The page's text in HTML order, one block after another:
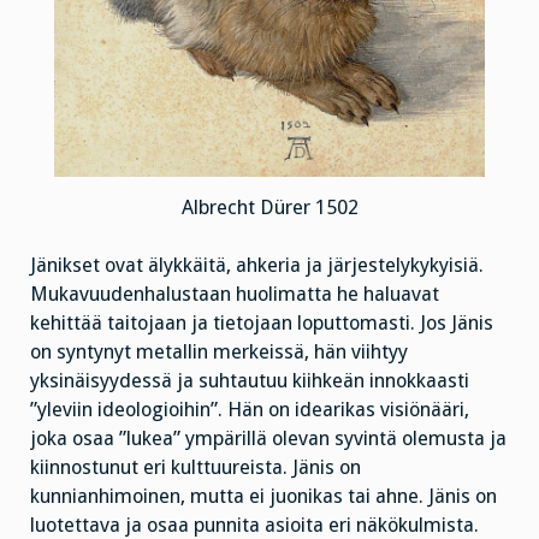
Albrecht Dürer 1502
Jänikset ovat älykkäitä, ahkeria ja järjestelykykyisiä.
Mukavuudenhalustaan huolimatta he haluavat
kehittää taitojaan ja tietojaan loputtomasti. Jos Jänis
on syntynyt metallin merkeissä, hän viihtyy
yksinäisyydessä ja suhtautuu kiihkeän innokkaasti
”yleviin ideologioihin”. Hän on idearikas visiönääri,
joka osaa ”lukea” ympärillä olevan syvintä olemusta ja
kiinnostunut eri kulttuureista. Jänis on
kunnianhimoinen, mutta ei juonikas tai ahne. Jänis on
luotettava ja osaa punnita asioita eri näkökulmista.